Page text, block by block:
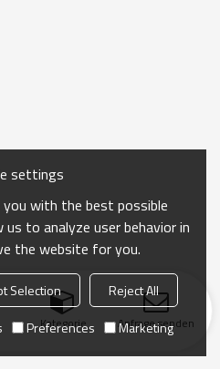
Kategorie Anfrage senden
settings
with the best possible
us to analyze user behavior in
the website for you.
Selection
Reject All
Preferences Marketing